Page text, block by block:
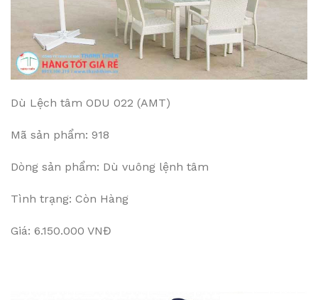
Dù Lệch tâm ODU 022 (AMT)
Mã sản phẩm: 918
Dòng sản phẩm: Dù vuông lệnh tâm
Tình trạng: Còn Hàng
Giá: 6.150.000 VNĐ